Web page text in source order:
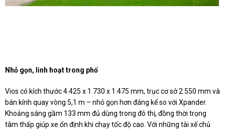
Nhỏ gọn, linh hoạt trong phố
Vios có kích thước 4.425 x 1.730 x 1.475 mm, trục cơ sở 2.550 mm và
bán kính quay vòng 5,1 m – nhỏ gọn hơn đáng kể so với Xpander.
Khoảng sáng gầm 133 mm đủ dùng trong đô thị, đồng thời trọng
tâm thấp giúp xe ổn định khi chạy tốc độ cao. Với những tài xế chủ